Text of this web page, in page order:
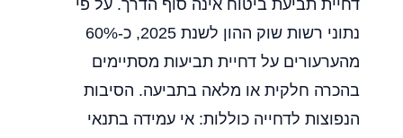
דחיית תביעת ביטוח אינה סוף הדרך. על פי
נתוני רשות שוק ההון לשנת 2025, כ-60%
מהערעורים על דחיית תביעות מסתיימים
בהכרה חלקית או מלאה בתביעה. הסיבות
הנפוצות לדחייה כוללות: אי עמידה בתנאי